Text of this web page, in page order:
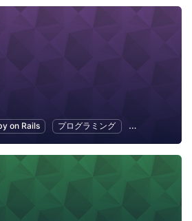
on Rails プログラミング オープンソース